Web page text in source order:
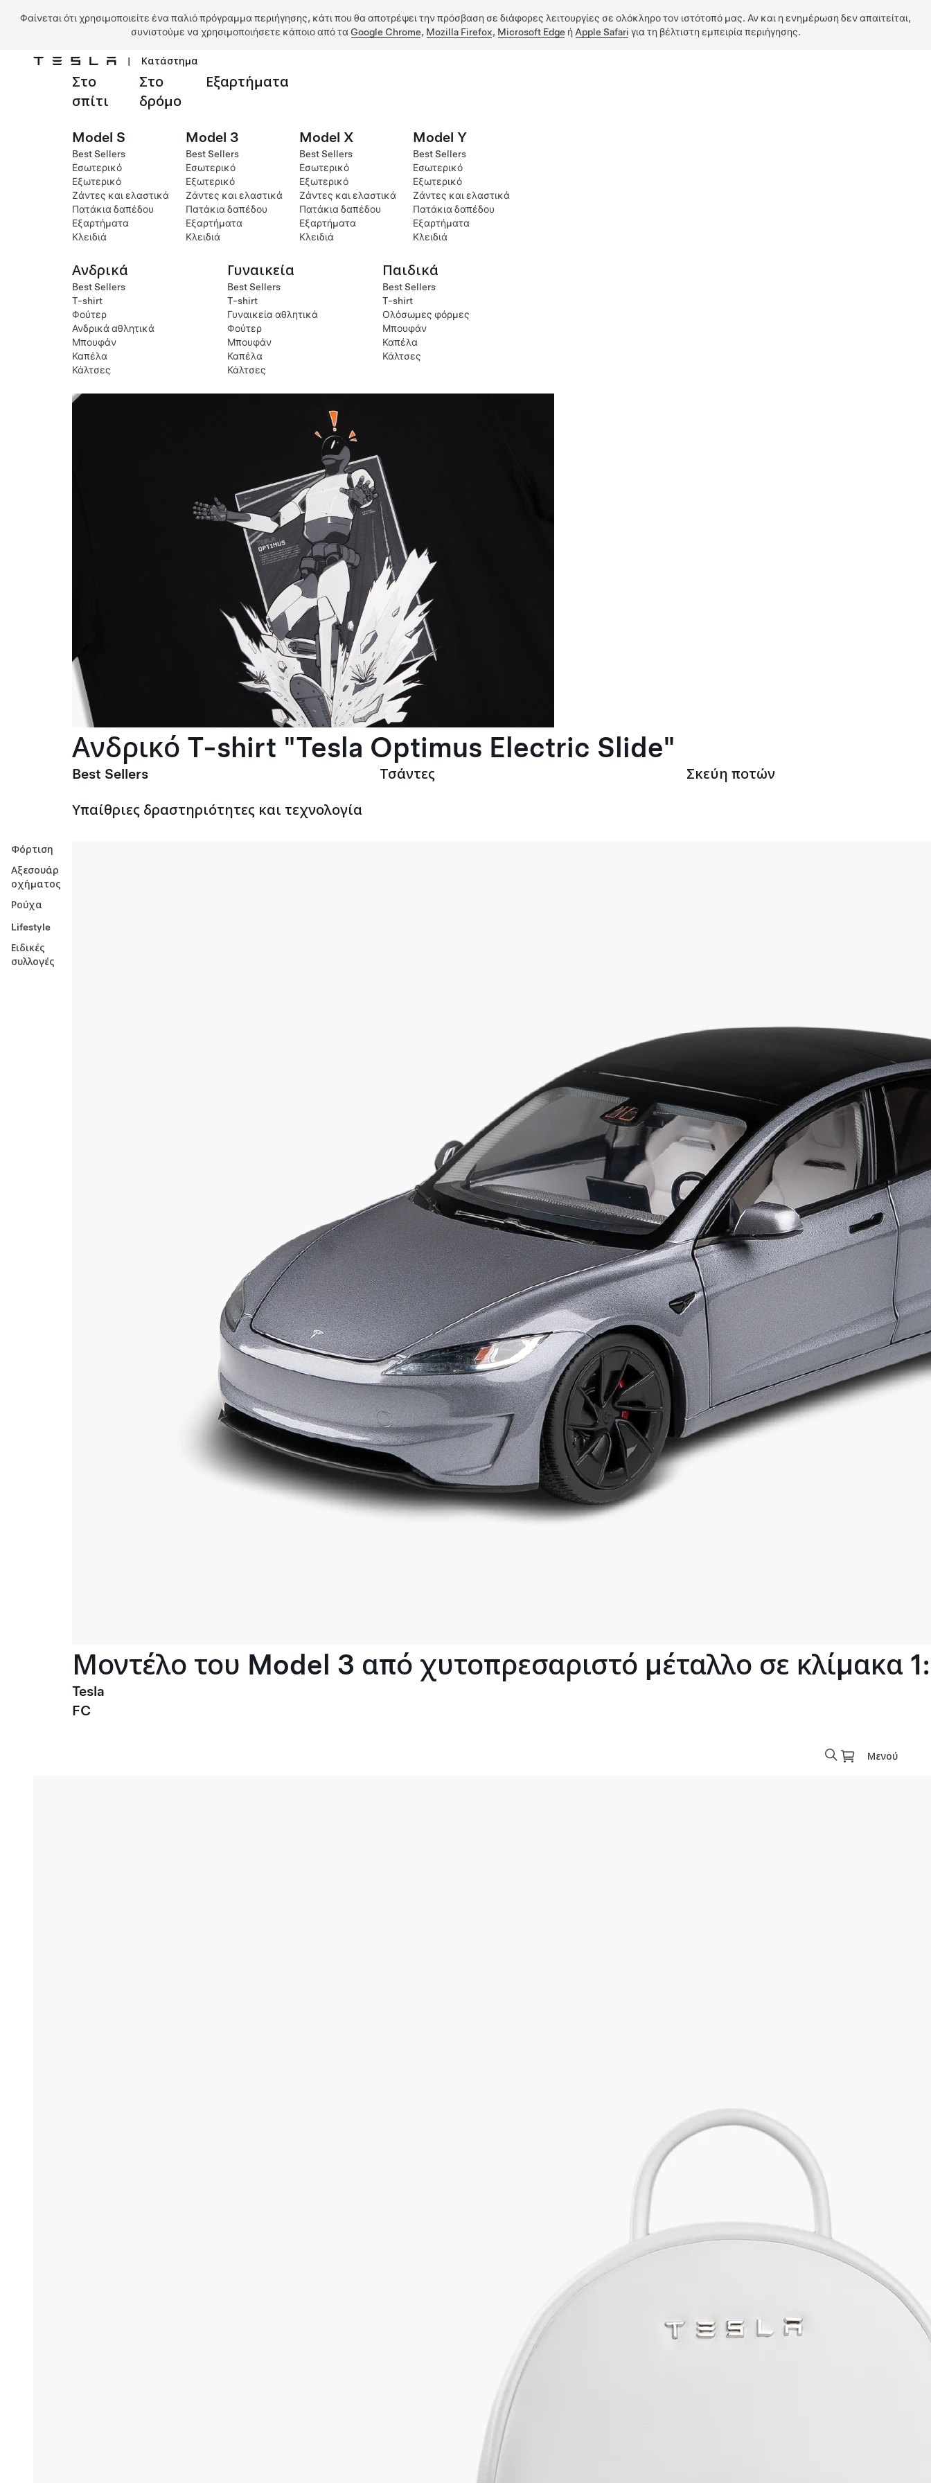
Φαίνεται ότι χρησιμοποιείτε ένα παλιό πρόγραμμα περιήγησης, κάτι που θα αποτρέψει την πρόσβαση σε διάφορες λειτουργίες σε ολόκληρο τον ιστότοπό μας. Αν και η ενημέρωση δεν απαιτείται,
συνιστούμε να χρησιμοποιήσετε κάποιο από τα Google Chrome, Mozilla Firefox, Microsoft Edge ή Apple Safari για τη βέλτιστη εμπειρία περιήγησης.
Μετάβαση στο κύριο περιεχόμενο
| Κατάστημα
Φόρτιση
Αξεσουάρ
οχήματος
Ρούχα
Lifestyle
Ειδικές
συλλογές
Στο
σπίτι
Στο
δρόμο
Εξαρτήματα
Model S
Best Sellers
Εσωτερικό
Εξωτερικό
Ζάντες και ελαστικά
Πατάκια δαπέδου
Εξαρτήματα
Κλειδιά
Model 3
Best Sellers
Εσωτερικό
Εξωτερικό
Ζάντες και ελαστικά
Πατάκια δαπέδου
Εξαρτήματα
Κλειδιά
Model X
Best Sellers
Εσωτερικό
Εξωτερικό
Ζάντες και ελαστικά
Πατάκια δαπέδου
Εξαρτήματα
Κλειδιά
Model Y
Best Sellers
Εσωτερικό
Εξωτερικό
Ζάντες και ελαστικά
Πατάκια δαπέδου
Εξαρτήματα
Κλειδιά
Ανδρικά
Best Sellers
T-shirt
Φούτερ
Ανδρικά αθλητικά
Μπουφάν
Καπέλα
Κάλτσες
Γυναικεία
Best Sellers
T-shirt
Γυναικεία αθλητικά
Φούτερ
Μπουφάν
Καπέλα
Κάλτσες
Παιδικά
Best Sellers
T-shirt
Ολόσωμες φόρμες
Μπουφάν
Καπέλα
Κάλτσες
Ανδρικό T-shirt "Tesla Optimus Electric Slide"
Best Sellers Τσάντες Σκεύη ποτών
Υπαίθριες δραστηριότητες και τεχνολογία
Μοντέλο του Model 3 από χυτοπρεσαριστό μέταλλο σε κλίμακα
Tesla
FC
Μενού